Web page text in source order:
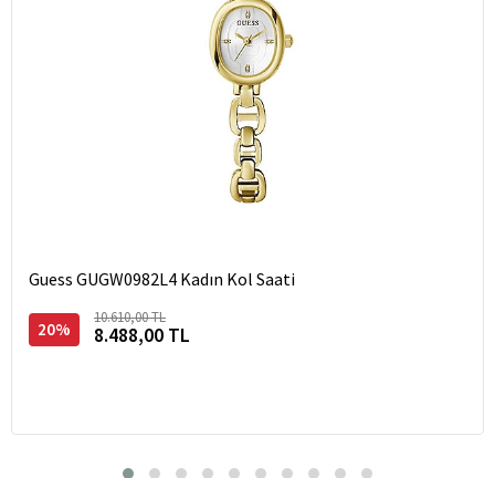
Guess GUGW0982L4 Kadın Kol Saati
20%
10.610,00 TL
8.488,00 TL